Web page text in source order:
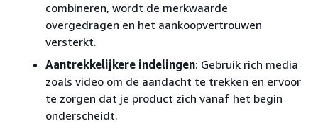
combineren, wordt de merkwaarde
overgedragen en het aankoopvertrouwen
versterkt.
Aantrekkelijkere indelingen: Gebruik rich media
zoals video om de aandacht te trekken en ervoor
te zorgen dat je product zich vanaf het begin
onderscheidt.